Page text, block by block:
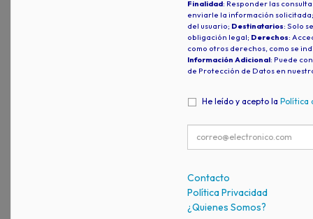
Finalidad: Responder las
enviarle la información
del usuario; Destinatarios: Solo
obligación legal; Derechos:
como otros derechos, como se
Información Adicional: Puede
de Protección de Datos en
He leído y acepto la Política
Contacto
Política Privacidad
¿Quienes Somos?